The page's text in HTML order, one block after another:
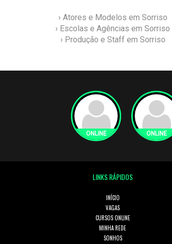
› Atores e Modelos em Sorriso
› Escolas e Agências em Sorriso
› Produção e Staff em Sorriso
LINKS RÁPIDOS
INÍCIO
VAGAS
CURSOS ONLINE
MINHA REDE
SONHOS